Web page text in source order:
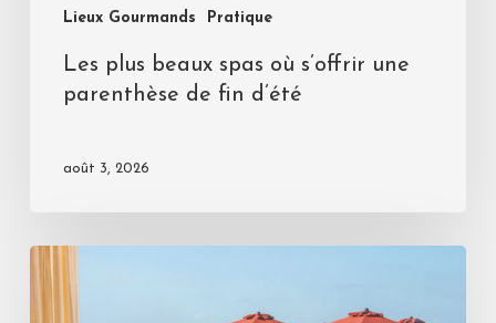
Lieux Gourmands Pratique
Les plus beaux spas où s’offrir une
parenthèse de fin d’été
août 3, 2026